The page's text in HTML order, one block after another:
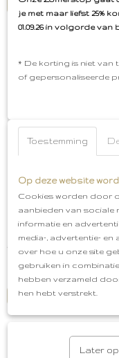
IN WINKELWAGEN
Nagellak [ Kerst Rood
Nagellak [ Kerst Rood ]
€ 3,50
IN WINKELWAGEN
je met maar liefst 25%
01.09.26 in volgorde
* De korting is niet van
of gepersonaliseerde
Toestemming
Op deze website
Cookies worden door
aanbieden van sociale
informatie en
media-, advertentie-
over hoe u onze site
gebruiken in
hebben verzameld
hen hebt verstrekt.
Later